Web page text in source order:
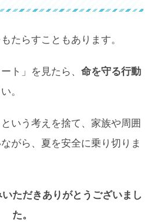
たらすこともあります。
ト」を見たら、 命を守る行動
。
いう考えを捨て、家族や周囲
がら、夏を安全に乗り切りま
ただきありがとうございまし
た。